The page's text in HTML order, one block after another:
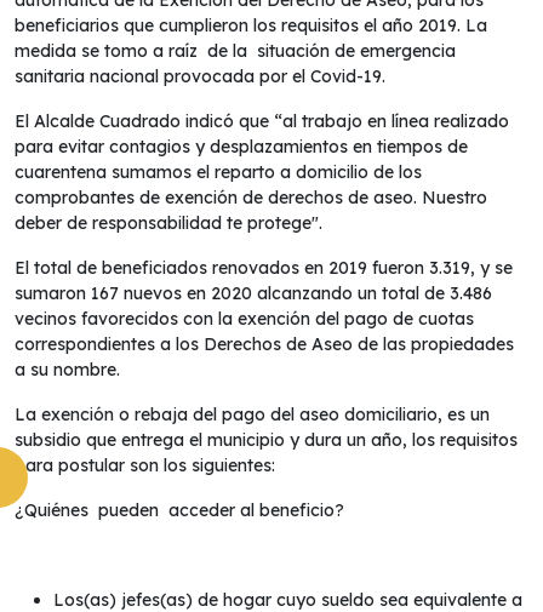
beneficiarios que cumplieron los requisitos el año 2019. La
medida se tomo a raíz de la situación de emergencia
sanitaria nacional provocada por el Covid-19.
El Alcalde Cuadrado indicó que “al trabajo en línea realizado
para evitar contagios y desplazamientos en tiempos de
cuarentena sumamos el reparto a domicilio de los
comprobantes de exención de derechos de aseo. Nuestro
deber de responsabilidad te protege".
El total de beneficiados renovados en 2019 fueron 3.319, y se
sumaron 167 nuevos en 2020 alcanzando un total de 3.486
vecinos favorecidos con la exención del pago de cuotas
correspondientes a los Derechos de Aseo de las propiedades
a su nombre.
La exención o rebaja del pago del aseo domiciliario, es un
subsidio que entrega el municipio y dura un año, los requisitos
para postular son los siguientes:
¿Quiénes pueden acceder al beneficio?
Los(as) jefes(as) de hogar cuyo sueldo sea equivalente a